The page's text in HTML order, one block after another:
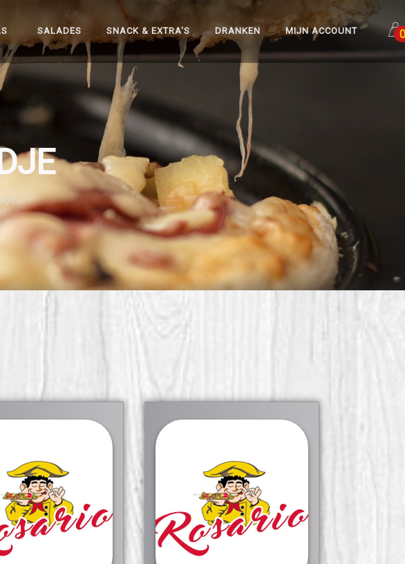
SALADES SNACK & EXTRA'S DRANKEN MIJN ACCOUNT 0